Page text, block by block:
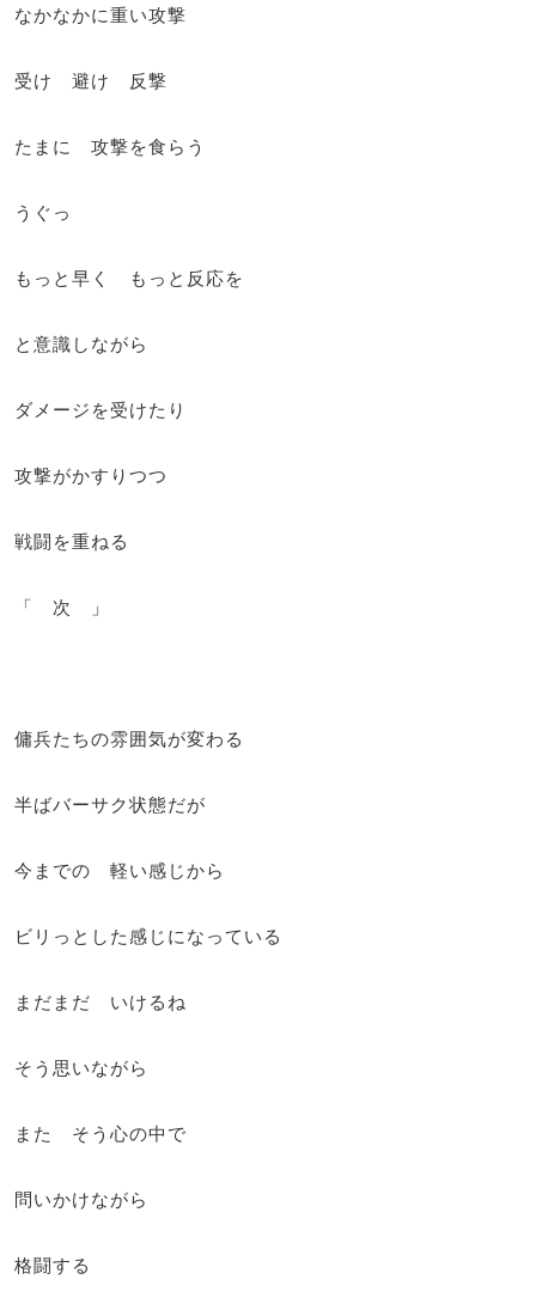
なかなかに重い攻撃
受け 避け 反撃
たまに 攻撃を食らう
うぐっ
もっと早く もっと反応を
と意識しながら
ダメージを受けたり
攻撃がかすりつつ
戦闘を重ねる
「 次 」
傭兵たちの雰囲気が変わる
半ばバーサク状態だが
今までの 軽い感じから
ビリっとした感じになっている
まだまだ いけるね
そう思いながら
また そう心の中で
問いかけながら
格闘する